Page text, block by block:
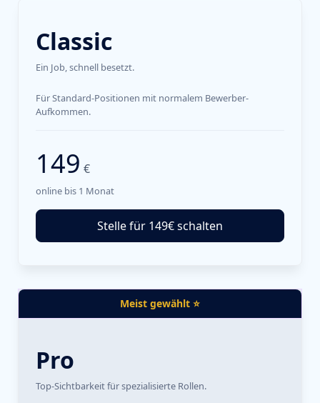
Classic
Ein Job, schnell besetzt.
Für Standard-Positionen mit normalem Bewerber-
Aufkommen.
149 €
online bis 1 Monat
Stelle für 149€ schalten
Meist gewählt ⭐
Pro
Top-Sichtbarkeit für spezialisierte Rollen.